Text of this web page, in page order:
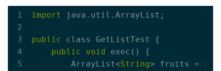
import java.util.ArrayList;
public class GetListTest {
public
void
exec() {
        ArrayList<
String> fruits = new